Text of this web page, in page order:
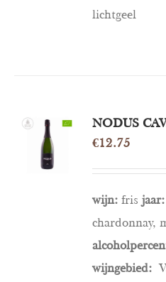
lichtgeel
TOEVOEGEN
AAN
WINKELWAGEN
/
NODUS
€12.75
wijn: frisjaar:
chardonnay,
wijngebied: